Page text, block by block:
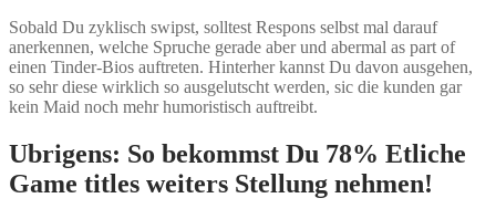
Sobald Du zyklisch swipst, solltest Respons selbst mal darauf
anerkennen, welche Spruche gerade aber und abermal as part of
einen Tinder-Bios auftreten. Hinterher kannst Du davon ausgehen,
so sehr diese wirklich so ausgelutscht werden, sic die kunden gar
kein Maid noch mehr humoristisch auftreibt.
Ubrigens: So bekommst Du 78% Etliche
Game titles weiters Stellung nehmen!